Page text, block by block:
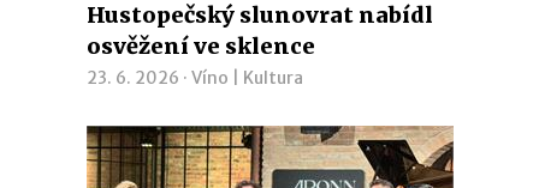
Hustopečský slunovrat nabídl
osvěžení ve sklence
23. 6. 2026 · Víno Kultura